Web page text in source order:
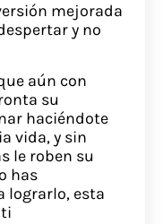
mejorada
y no
aún con
su
haciéndote
vida, y sin
le roben su
has
lograrlo, esta